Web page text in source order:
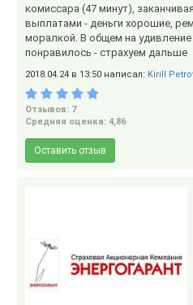
комиссара (47 минут),
выплатами - деньги хорошие,
моралкой. В общем на
понравилось - страхуем дальше
2018.04.24 в 13:50 написал: Kirill
Отзывов: 7
Средняя оценка: 4,86
Оставить отзыв